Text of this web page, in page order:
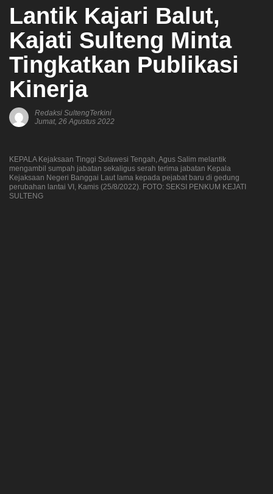
Lantik Kajari Balut,
Kajati Sulteng Minta
Tingkatkan Publikasi
Kinerja
Redaksi SultengTerkini
Jumat, 26 Agustus 2022
KEPALA Kejaksaan Tinggi Sulawesi Tengah, Agus Salim melantik
mengambil sumpah jabatan sekaligus serah terima jabatan Kepala
Kejaksaan Negeri Banggai Laut lama kepada pejabat baru di gedung
perubahan lantai VI, Kamis (25/8/2022). FOTO: SEKSI PENKUM KEJATI
SULTENG